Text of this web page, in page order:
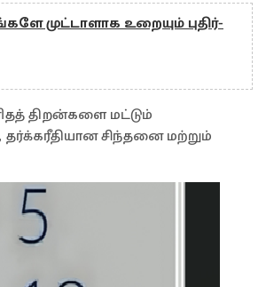
முட்டாளாக உறையும் புதிர்-
திறன்களை மட்டும்
சிந்தனை மற்றும்